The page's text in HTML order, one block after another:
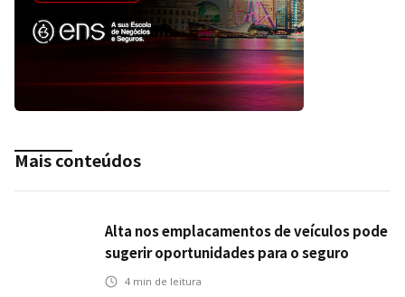
Mais conteúdos
Alta nos emplacamentos de veículos pode
sugerir oportunidades para o seguro
automotivo
4 min de leitura